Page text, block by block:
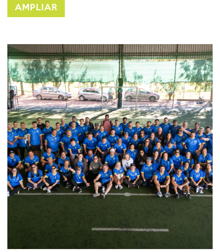
AMPLIAR